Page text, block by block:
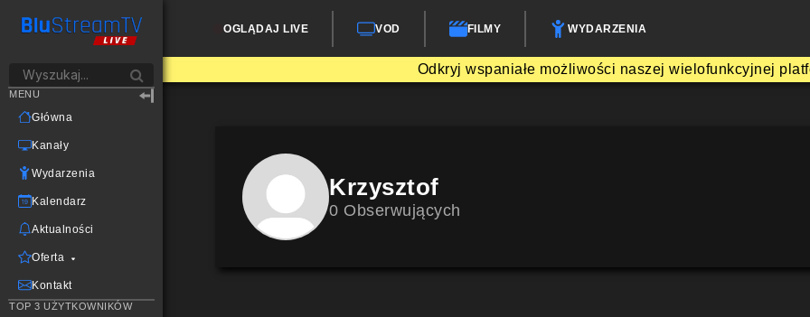
OGLĄDAJ LIVE VOD FILMY WYDARZENIA
Odkryj wspaniałe możliwości naszej wielofunkcyjnej
MENU
Główna
Kanały
Wydarzenia
Kalendarz
Aktualności
Oferta
Kontakt
TOP 3 UŻYTKOWNIKÓW
Krzysztof
0 Obserwujących